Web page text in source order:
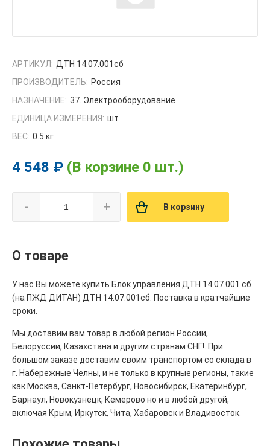
АРТИКУЛ: ДТН 14.07.001сб
ПРОИЗВОДИТЕЛЬ: Россия
НАЗНАЧЕНИЕ: 37. Электрооборудование
ЕДИНИЦА ИЗМЕРЕНИЯ: шт
ВЕС: 0.5 кг
4 548 ₽ (В корзине 0 шт.)
- + В корзину
О товаре
У нас Вы можете купить Блок управления ДТН 14.07.001 сб
(на ПЖД ДИТАН) ДТН 14.07.001сб. Поставка в кратчайшие
сроки.
Мы доставим вам товар в любой регион России,
Белоруссии, Казахстана и другим странам СНГ!. При
большом заказе доставим своим транспортом со склада в
г. Набережные Челны, и не только в крупные регионы, такие
как Москва, Санкт-Петербург, Новосибирск, Екатеринбург,
Барнаул, Новокузнецк, Кемерово но и в любой другой,
включая Крым, Иркутск, Чита, Хабаровск и Владивосток.